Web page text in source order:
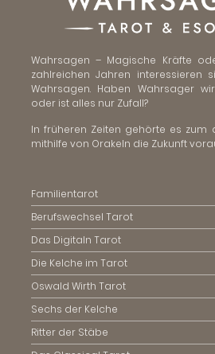
Wahrsagen – Magische Kräfte
zahlreichen Jahren interessieren
Wahrsagen. Haben Wahrsager
oder ist alles nur Zufall?
In früheren Zeiten gehörte es zum
mithilfe von Orakeln die Zukunft
Familientarot
Berufswechsel Tarot
Das Digitaln Tarot
Die Kelche im Tarot
Oswald Wirth Tarot
Sechs der Kelche
Ritter der Stäbe